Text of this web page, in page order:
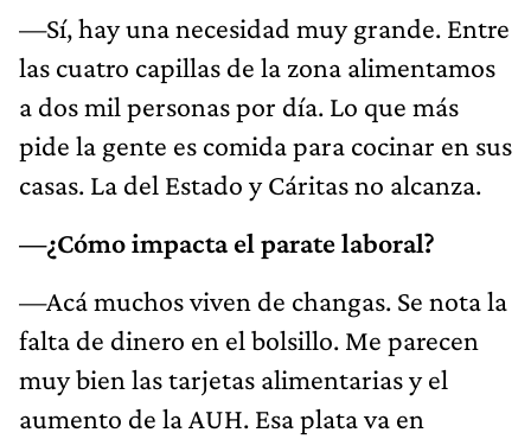
—Sí, hay una necesidad muy grande. Entre
las cuatro capillas de la zona alimentamos
a dos mil personas por día. Lo que más
pide la gente es comida para cocinar en sus
casas. La del Estado y Cáritas no alcanza.
—¿Cómo impacta el parate laboral?
—Acá muchos viven de changas. Se nota la
falta de dinero en el bolsillo. Me parecen
muy bien las tarjetas alimentarias y el
aumento de la AUH. Esa plata va en